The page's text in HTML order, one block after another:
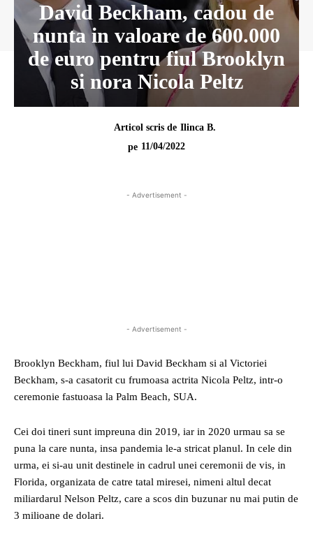
David Beckham, cadou de
nunta in valoare de 600.000
de euro pentru fiul Brooklyn
si nora Nicola Peltz
Articol scris de Ilinca B.
pe 11/04/2022
- Advertisement -
- Advertisement -
Brooklyn Beckham, fiul lui David Beckham si al Victoriei
Beckham, s-a casatorit cu frumoasa actrita Nicola Peltz, intr-o
ceremonie fastuoasa la Palm Beach, SUA.
Cei doi tineri sunt impreuna din 2019, iar in 2020 urmau sa se
puna la care nunta, insa pandemia le-a stricat planul. In cele din
urma, ei si-au unit destinele in cadrul unei ceremonii de vis, in
Florida, organizata de catre tatal miresei, nimeni altul decat
miliardarul Nelson Peltz, care a scos din buzunar nu mai putin de
3 milioane de dolari.